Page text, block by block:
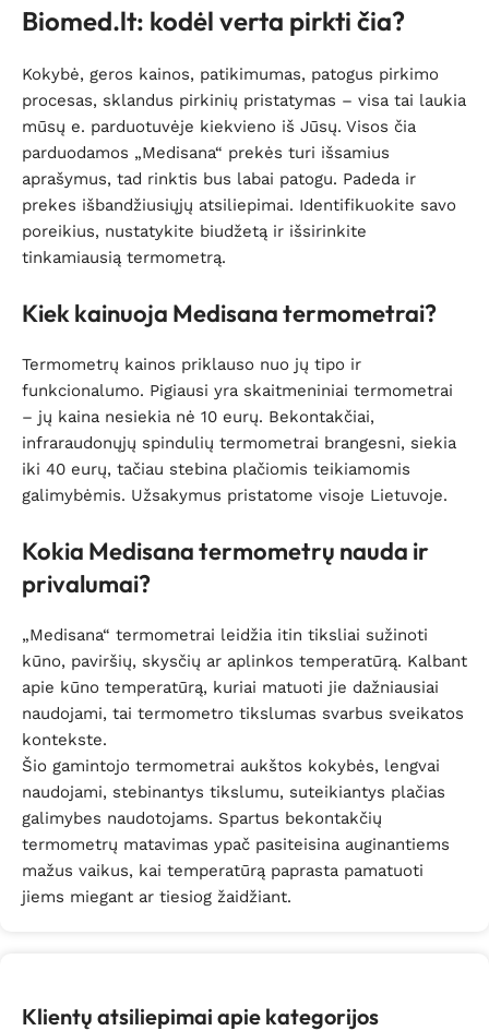
Biomed.lt: kodėl verta pirkti čia?
Kokybė, geros kainos, patikimumas, patogus pirkimo
procesas, sklandus pirkinių pristatymas – visa tai laukia
mūsų e. parduotuvėje kiekvieno iš Jūsų. Visos čia
parduodamos „Medisana“ prekės turi išsamius
aprašymus, tad rinktis bus labai patogu. Padeda ir
prekes išbandžiusiųjų atsiliepimai. Identifikuokite savo
poreikius, nustatykite biudžetą ir išsirinkite
tinkamiausią termometrą.
Kiek kainuoja Medisana termometrai?
Termometrų kainos priklauso nuo jų tipo ir
funkcionalumo. Pigiausi yra skaitmeniniai termometrai
– jų kaina nesiekia nė 10 eurų. Bekontakčiai,
infraraudonųjų spindulių termometrai brangesni, siekia
iki 40 eurų, tačiau stebina plačiomis teikiamomis
galimybėmis. Užsakymus pristatome visoje Lietuvoje.
Kokia Medisana termometrų nauda ir
privalumai?
„Medisana“ termometrai leidžia itin tiksliai sužinoti
kūno, paviršių, skysčių ar aplinkos temperatūrą. Kalbant
apie kūno temperatūrą, kuriai matuoti jie dažniausiai
naudojami, tai termometro tikslumas svarbus sveikatos
kontekste.
Šio gamintojo termometrai aukštos kokybės, lengvai
naudojami, stebinantys tikslumu, suteikiantys plačias
galimybes naudotojams. Spartus bekontakčių
termometrų matavimas ypač pasiteisina auginantiems
mažus vaikus, kai temperatūrą paprasta pamatuoti
jiems miegant ar tiesiog žaidžiant.
Klientų atsiliepimai apie kategorijos